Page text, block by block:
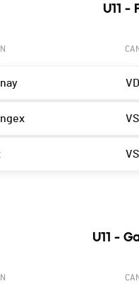
U11 -
VD
VS
VS
U11 -